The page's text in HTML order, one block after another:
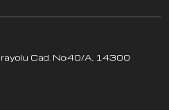
Cad. No:40/A, 14300